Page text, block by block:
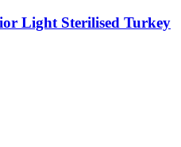
Light Sterilised Turkey